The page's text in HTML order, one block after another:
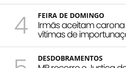
4 FEIRA DE DOMINGO
Irmãs aceitam
vítimas de
DESDOBRAMENTOS